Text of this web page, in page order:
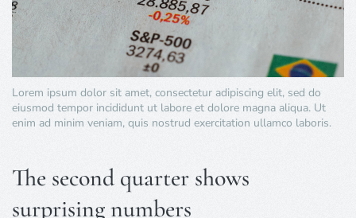
Lorem ipsum dolor sit amet, consectetur adipiscing elit, sed do
eiusmod tempor incididunt ut labore et dolore magna aliqua. Ut
enim ad minim veniam, quis nostrud exercitation ullamco laboris.
The second quarter shows
surprising numbers